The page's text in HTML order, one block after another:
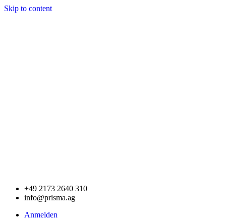
Skip to content
+49 2173 2640 310
info@prisma.ag
Anmelden